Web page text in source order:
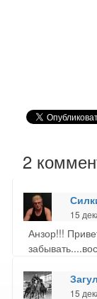
2
15
Анзор!!!
15